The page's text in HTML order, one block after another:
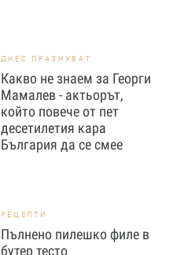
ДНЕС ПРАЗНУВАТ
Какво не знаем за Георги
Мамалев - актьорът,
който повече от пет
десетилетия кара
България да се смее
РЕЦЕПТИ
Пълнено пилешко филе в
бутер тесто